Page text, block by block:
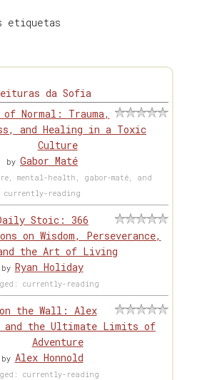
etiquetas
da Sofia
of Normal: Trauma,
and Healing in a Toxic
Culture
by Gabor Maté
mental-health, gabor-maté, and
currently-reading
Stoic: 366
on Wisdom, Perseverance,
the Art of Living
by Ryan Holiday
currently-reading
the Wall: Alex
and the Ultimate Limits of
Adventure
by Alex Honnold
currently-reading